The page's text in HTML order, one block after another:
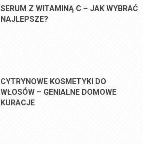
SERUM Z WITAMINĄ C – JAK WYBRAĆ
NAJLEPSZE?
CYTRYNOWE KOSMETYKI DO
WŁOSÓW – GENIALNE DOMOWE
KURACJE